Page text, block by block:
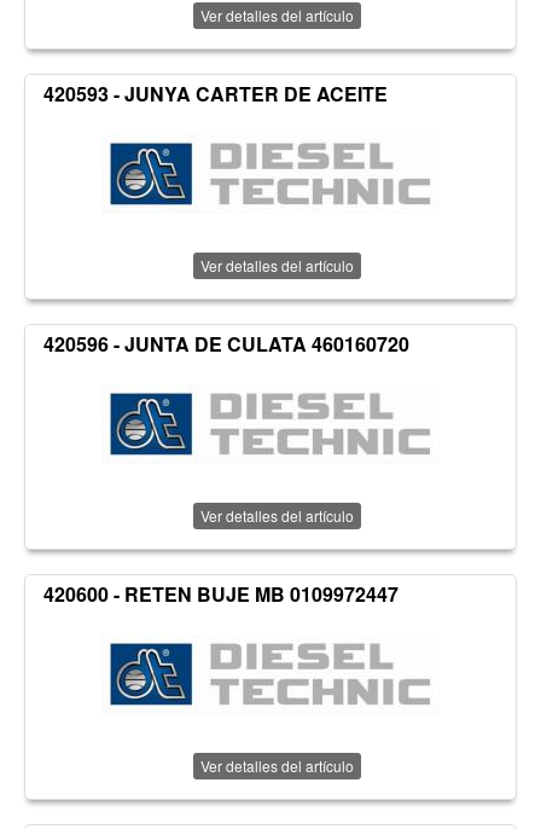
Ver detalles del artículo
420593 - JUNYA CARTER DE ACEITE
Ver detalles del artículo
420596 - JUNTA DE CULATA 460160720
Ver detalles del artículo
420600 - RETEN BUJE MB 0109972447
Ver detalles del artículo